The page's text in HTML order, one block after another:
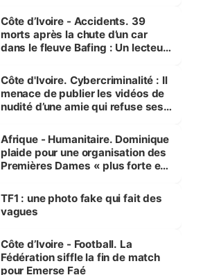
Côte d’Ivoire - Accidents. 39
morts après la chute d’un car
dans le fleuve Bafing : Un lecteur
des Transports
Côte d'Ivoire. Cybercriminalité : Il
menace de publier les vidéos de
nudité d’une amie qui refuse ses
Afrique - Humanitaire. Dominique
plaide pour une organisation des
Premières Dames « plus forte et
sur la scène internationale »
TF1 : une photo fake qui fait des
vagues
Côte d’Ivoire - Football. La
Fédération siffle la fin de match
pour Emerse Faé